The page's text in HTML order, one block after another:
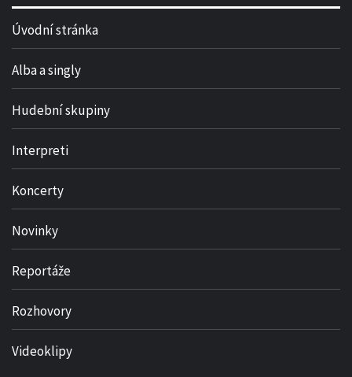
Úvodní stránka
Alba a singly
Hudební skupiny
Interpreti
Koncerty
Novinky
Reportáže
Rozhovory
Videoklipy